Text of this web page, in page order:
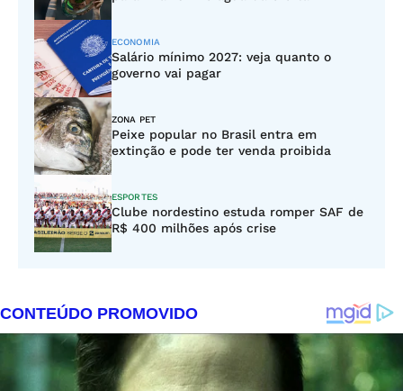
ECONOMIA
Salário mínimo 2027: veja quanto o
governo vai pagar
ZONA PET
Peixe popular no Brasil entra em
extinção e pode ter venda proibida
ESPORTES
Clube nordestino estuda romper SAF de
R$ 400 milhões após crise